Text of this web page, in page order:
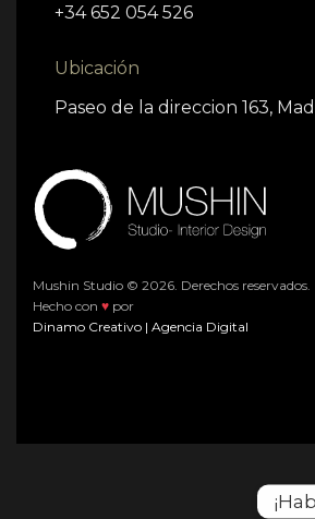
+34 652 054 526
Ubicación
Paseo de la direccion 163,
Mushin Studio © 2026. Derechos reservados.
Hecho con ♥ por
Dinamo Creativo | Agencia Digital